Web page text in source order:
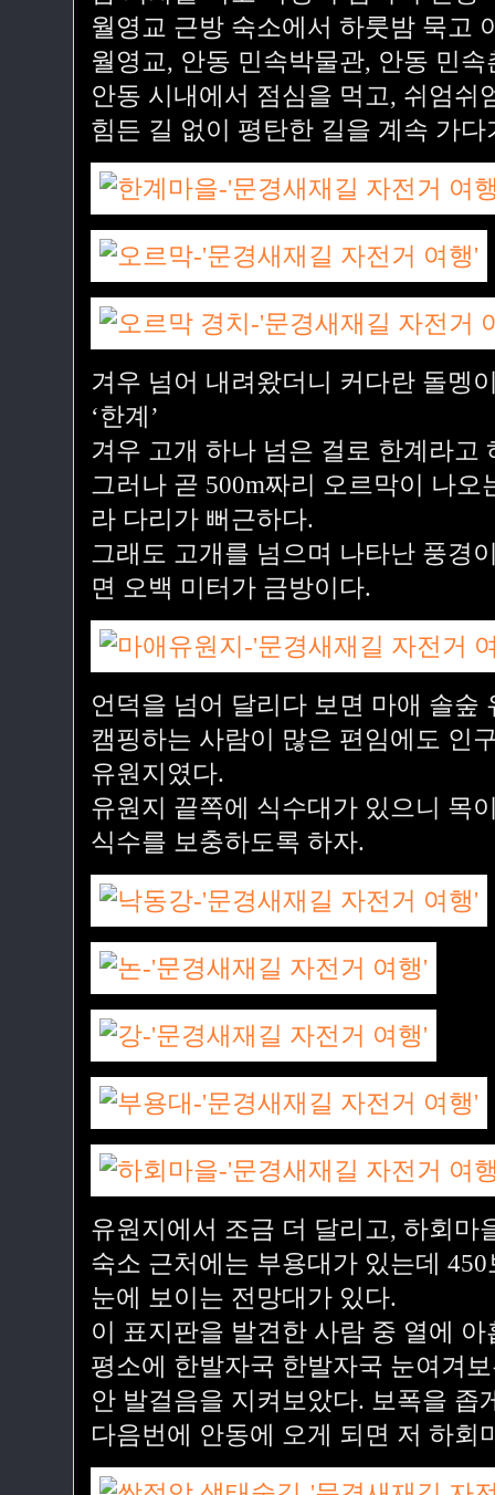
월영교 근방 숙소에서 하룻밤 묵고
월영교, 안동 민속박물관, 안동 민
안동 시내에서 점심을 먹고, 쉬엄쉬
힘든 길 없이 평탄한 길을 계속 가
겨우 넘어 내려왔더니 커다란 돌멩
‘한계’
겨우 고개 하나 넘은 걸로 한계라고
그러나 곧 500m짜리 오르막이 나
라 다리가 뻐근하다.
그래도 고개를 넘으며 나타난 풍경
면 오백 미터가 금방이다.
언덕을 넘어 달리다 보면 마애 솔숲
캠핑하는 사람이 많은 편임에도 인
유원지였다.
유원지 끝쪽에 식수대가 있으니 목
식수를 보충하도록 하자.
유원지에서 조금 더 달리고, 하회마
숙소 근처에는 부용대가 있는데
눈에 보이는 전망대가 있다.
이 표지판을 발견한 사람 중 열에
평소에 한발자국 한발자국 눈여겨
안 발걸음을 지켜보았다. 보폭을 좁
다음번에 안동에 오게 되면 저 하회